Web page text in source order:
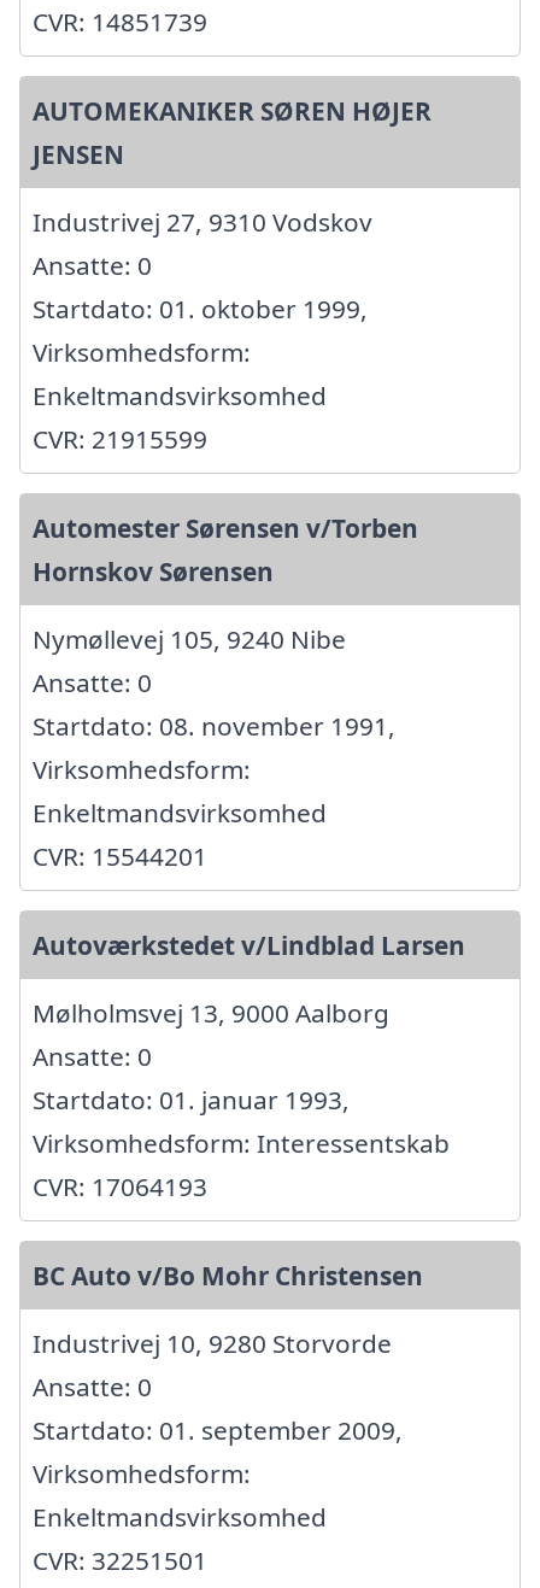
CVR: 14851739
AUTOMEKANIKER SØREN HØJER
JENSEN
Industrivej 27, 9310 Vodskov
Ansatte: 0
Startdato: 01. oktober 1999,
Virksomhedsform:
Enkeltmandsvirksomhed
CVR: 21915599
Automester Sørensen v/Torben
Hornskov Sørensen
Nymøllevej 105, 9240 Nibe
Ansatte: 0
Startdato: 08. november 1991,
Virksomhedsform:
Enkeltmandsvirksomhed
CVR: 15544201
Autoværkstedet v/Lindblad Larsen
Mølholmsvej 13, 9000 Aalborg
Ansatte: 0
Startdato: 01. januar 1993,
Virksomhedsform: Interessentskab
CVR: 17064193
BC Auto v/Bo Mohr Christensen
Industrivej 10, 9280 Storvorde
Ansatte: 0
Startdato: 01. september 2009,
Virksomhedsform:
Enkeltmandsvirksomhed
CVR: 32251501